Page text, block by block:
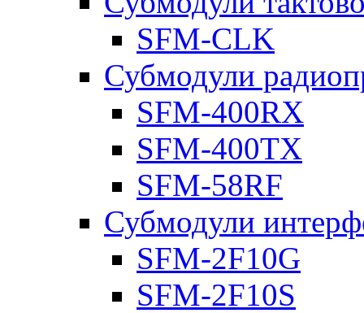
SFM-CLK
Субмодули
SFM-400RX
SFM-400TX
SFM-58RF
Субмодули
SFM-2F10G
SFM-2F10S